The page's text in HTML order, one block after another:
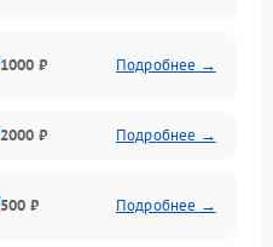
1000 ₽ Подробнее →
2000 ₽ Подробнее →
500 ₽ Подробнее →